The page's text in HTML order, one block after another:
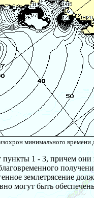
минимального времени
1 - 3, причем они
землетрясение
могут быть